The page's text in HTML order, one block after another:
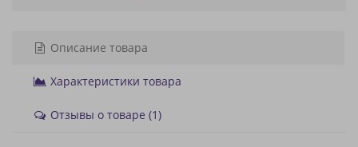
Описание товара
Характеристики товара
Отзывы о товаре (1)